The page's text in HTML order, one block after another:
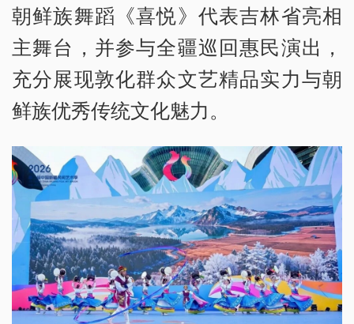
朝鲜族舞蹈《喜悦》代表吉林省亮相
主舞台，并参与全疆巡回惠民演出，
充分展现敦化群众文艺精品实力与朝
鲜族优秀传统文化魅力。